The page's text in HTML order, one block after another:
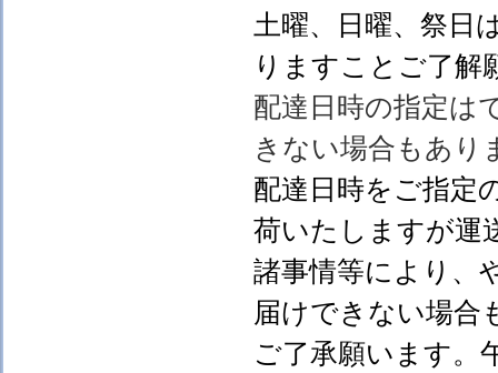
土曜、日曜、祭日
りますことご了解
配達日時の指定は
きない場合もあり
配達日時をご指定
荷いたしますが運
諸事情等により、
届けできない場合
ご了承願います。